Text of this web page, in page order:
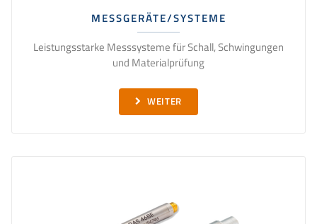
MESSGERÄTE/SYSTEME
Leistungsstarke Messsysteme für Schall, Schwingungen
und Materialprüfung
WEITER